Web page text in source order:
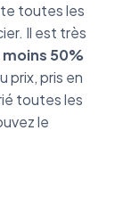
toutes les
Il est très
50%
prix, pris en
toutes les
le